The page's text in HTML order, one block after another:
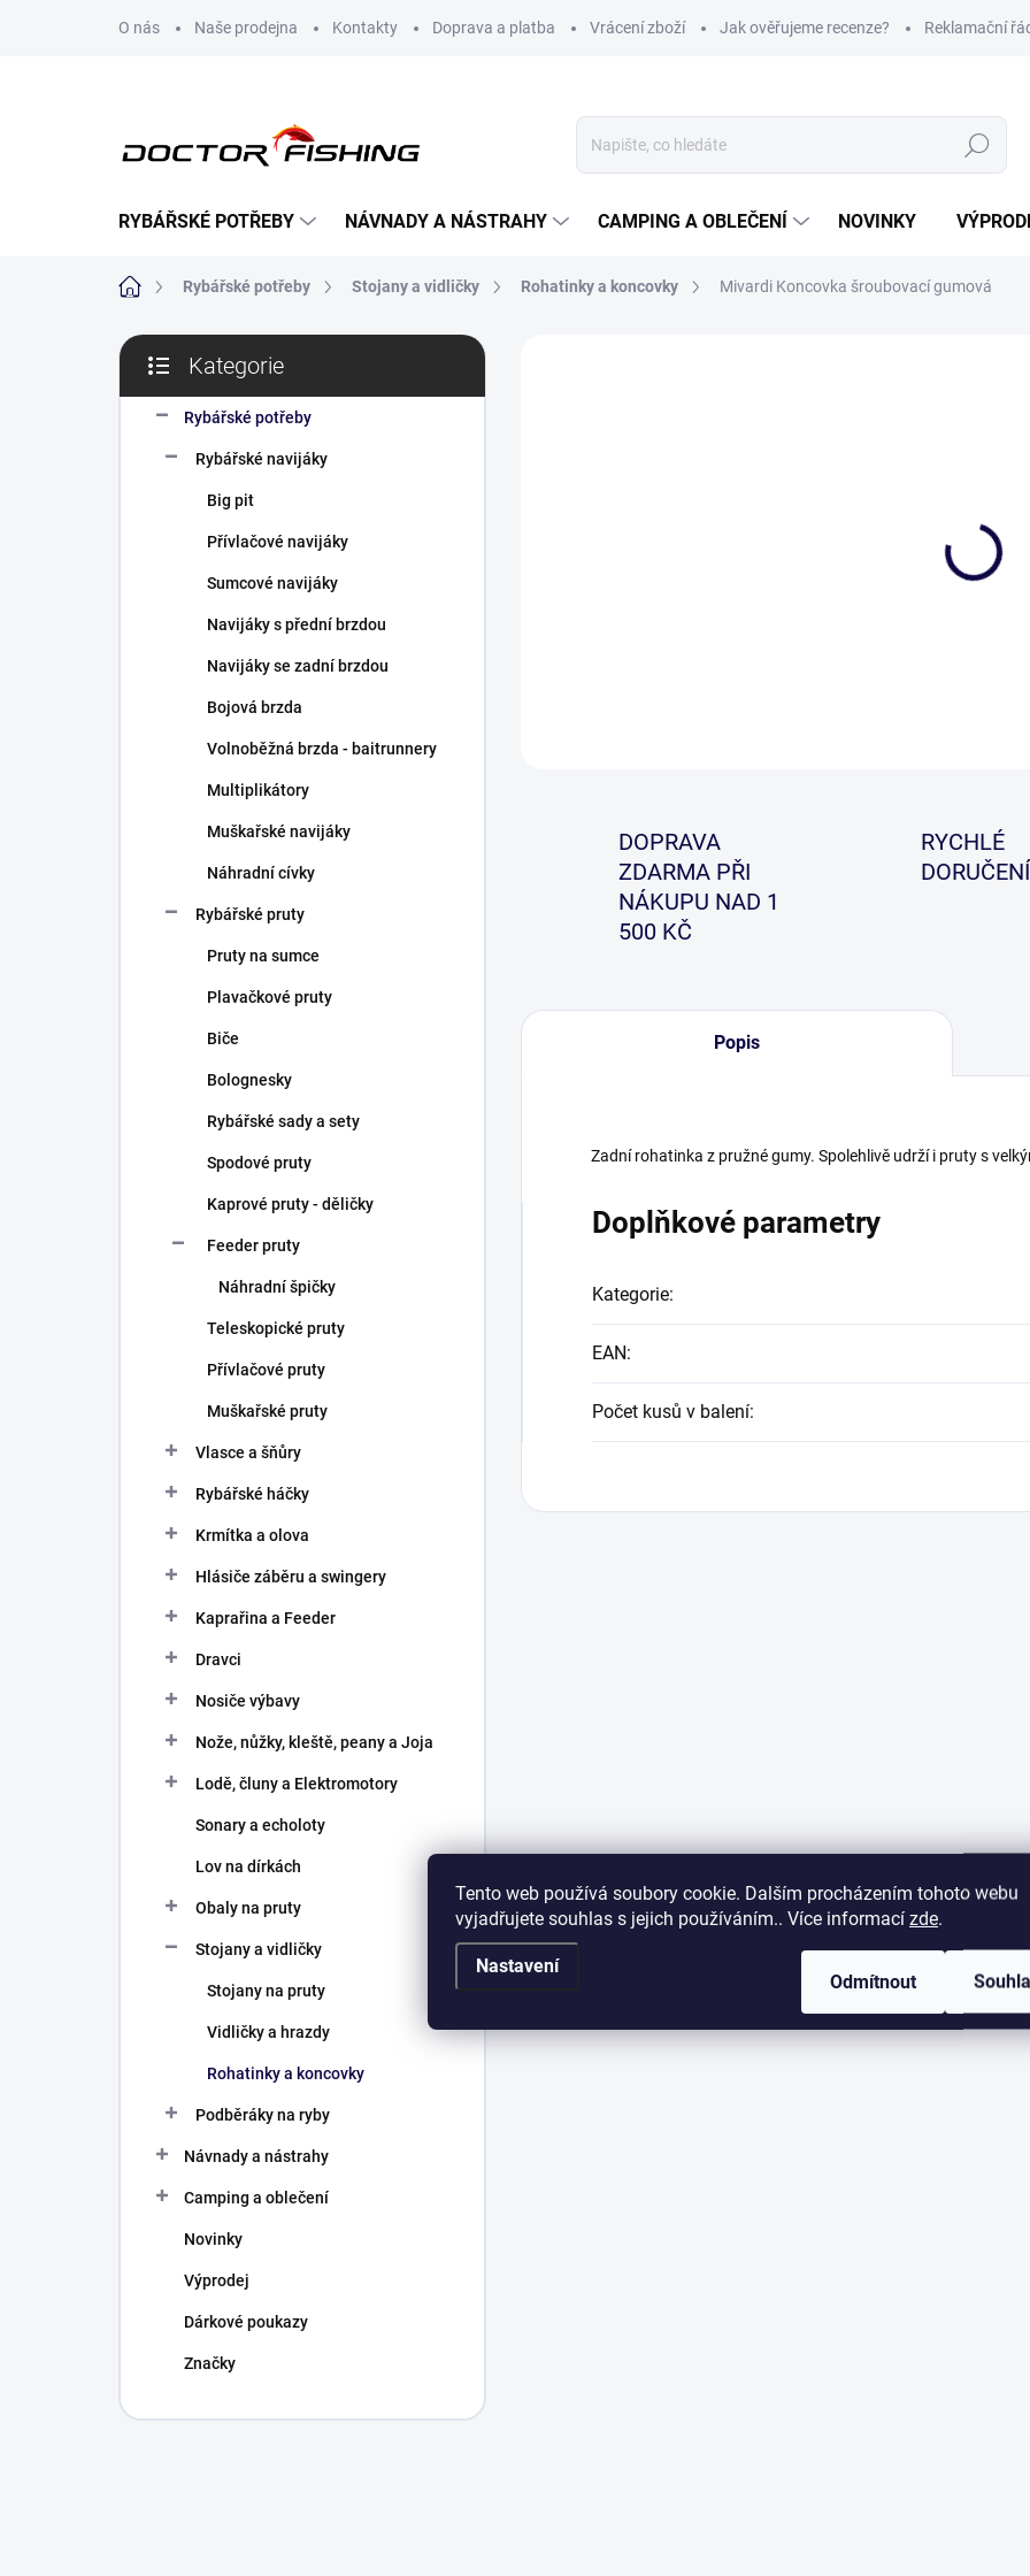
Tento web používá soubory cookie. Dalším procházením tohoto webu
vyjadřujete souhlas s jejich používáním.. Více informací zde.
Nastavení
Odmítnout
O nás Naše prodejna Kontakty Doprava a platba Vrácení zboží Jak ověřujeme recenze? Reklamační
Hledat
RYBÁŘSKÉ POTŘEBY NÁVNADY A NÁSTRAHY CAMPING A OBLEČENÍ NOVINKY
Domů Rybářské potřeby Stojany a vidličky Rohatinky a koncovky Mivardi Koncovka šroubovací gumová
P
s
kategorie
Kategorie
Rybářské potřeby
Rybářské navijáky
Big pit
Přívlačové navijáky
Sumcové navijáky
Navijáky s přední brzdou
Navijáky se zadní brzdou
Bojová brzda
Volnoběžná brzda - baitrunnery
Multiplikátory
Muškařské navijáky
Náhradní cívky
Rybářské pruty
Pruty na sumce
Plavačkové pruty
Biče
Bolognesky
Rybářské sady a sety
Spodové pruty
Kaprové pruty - děličky
Feeder pruty
Náhradní špičky
Teleskopické pruty
Přívlačové pruty
Muškařské pruty
Vlasce a šňůry
Rybářské háčky
Krmítka a olova
Hlásiče záběru a swingery
Kaprařina a Feeder
Dravci
Nosiče výbavy
Nože, nůžky, kleště, peany a Joja
Lodě, čluny a Elektromotory
Sonary a echoloty
Lov na dírkách
Obaly na pruty
Stojany a vidličky
Stojany na pruty
Vidličky a hrazdy
Rohatinky a koncovky
Podběráky na ryby
Návnady a nástrahy
Camping a oblečení
Novinky
Výprodej
Dárkové poukazy
Značky
DOPRAVA
ZDARMA PŘI
NÁKUPU NAD 1
500 KČ
RYCHLÉ
DORUČENÍ
Popis
Zadní rohatinka z pružné gumy. Spolehlivě udrží i pruty s
Doplňkové parametry
Kategorie:
EAN:
Počet kusů v balení: